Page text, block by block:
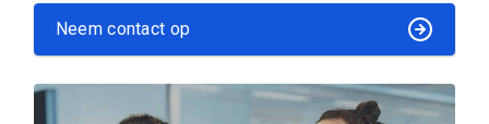
Neem contact op